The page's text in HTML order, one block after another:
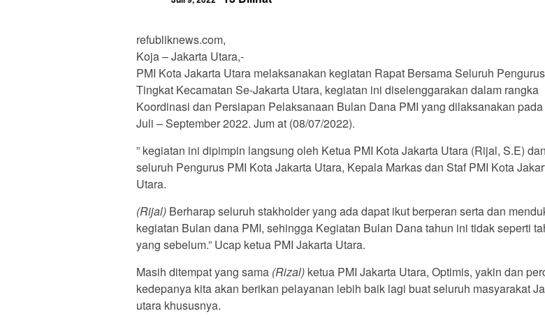
refubliknews.com,
Koja – Jakarta Utara,-
PMI Kota Jakarta Utara melaksanakan kegiatan Rapat Bersama Seluruh
Tingkat Kecamatan Se-Jakarta Utara, kegiatan ini diselenggarakan dalam rangka
Koordinasi dan Persiapan Pelaksanaan Bulan Dana PMI yang dilaksanakan
Juli – September 2022. Jum at (08/07/2022).
” kegiatan ini dipimpin langsung oleh Ketua PMI Kota Jakarta Utara (Rijal, S.E) dan
seluruh Pengurus PMI Kota Jakarta Utara, Kepala Markas dan Staf PMI Kota
Utara.
(Rijal) Berharap seluruh stakholder yang ada dapat ikut berperan serta dan
kegiatan Bulan dana PMI, sehingga Kegiatan Bulan Dana tahun ini tidak seperti
yang sebelum.” Ucap ketua PMI Jakarta Utara.
Masih ditempat yang sama (Rizal) ketua PMI Jakarta Utara, Optimis, yakin dan
kedepanya kita akan berikan pelayanan lebih baik lagi buat seluruh masyarakat
utara khususnya.